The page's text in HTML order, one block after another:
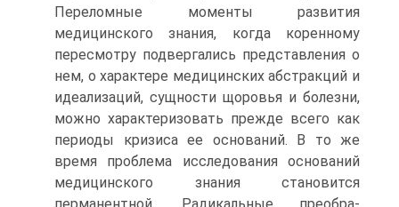
Переломные моменты развития
медицинского знания, когда коренному
пересмотру подвергались представления о
нем, о характере медицинских абстракций и
идеализаций, сущности щоровья и болезни,
можно характеризовать прежде всего как
периоды кризиса ее оснований. В то же
время проблема исследования оснований
медицинского знания становится